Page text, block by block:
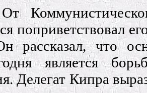
От
поприветствовал
рассказал, что
является
Делегат Кипра